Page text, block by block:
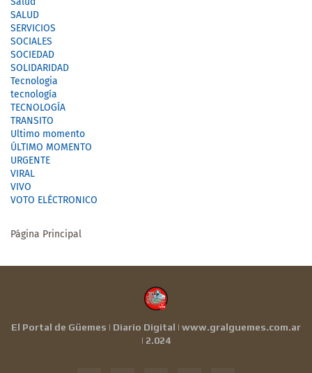
SALUD
SERVICIOS
SOCIALES
SOCIEDAD
SOLIDARIDAD
Tecnologia
tecnología
TECNOLOGÍA
TRANSITO
Ultimo momento
ÚLTIMO MOMENTO
URGENTE
VIRAL
VIVO
VOTO ELÉCTRONICO
Página Principal
El Portal de Güemes | Diario Digital | www.gralguemes.com.ar
| 2.024